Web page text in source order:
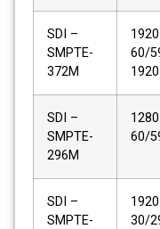
SDI –
SMPTE-
372M
1920
60/
SDI –
SMPTE-
296M
1280
60/
SDI –
SMPTE-
1920
30/